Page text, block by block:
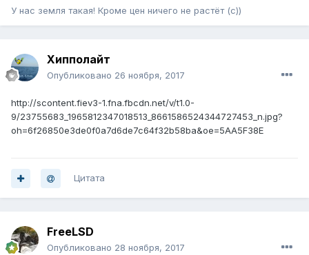
У нас земля такая! Кроме цен ничего не растёт (с))
Хипполайт
Опубликовано 26 ноября, 2017
http://scontent.fiev3-1.fna.fbcdn.net/v/t1.0-
9/23755683_1965812347018513_8661586524344727453_n.jpg?
oh=6f26850e3de0f0a7d6de7c64f32b58ba&oe=5AA5F38E
Цитата
FreeLSD
Опубликовано 28 ноября, 2017